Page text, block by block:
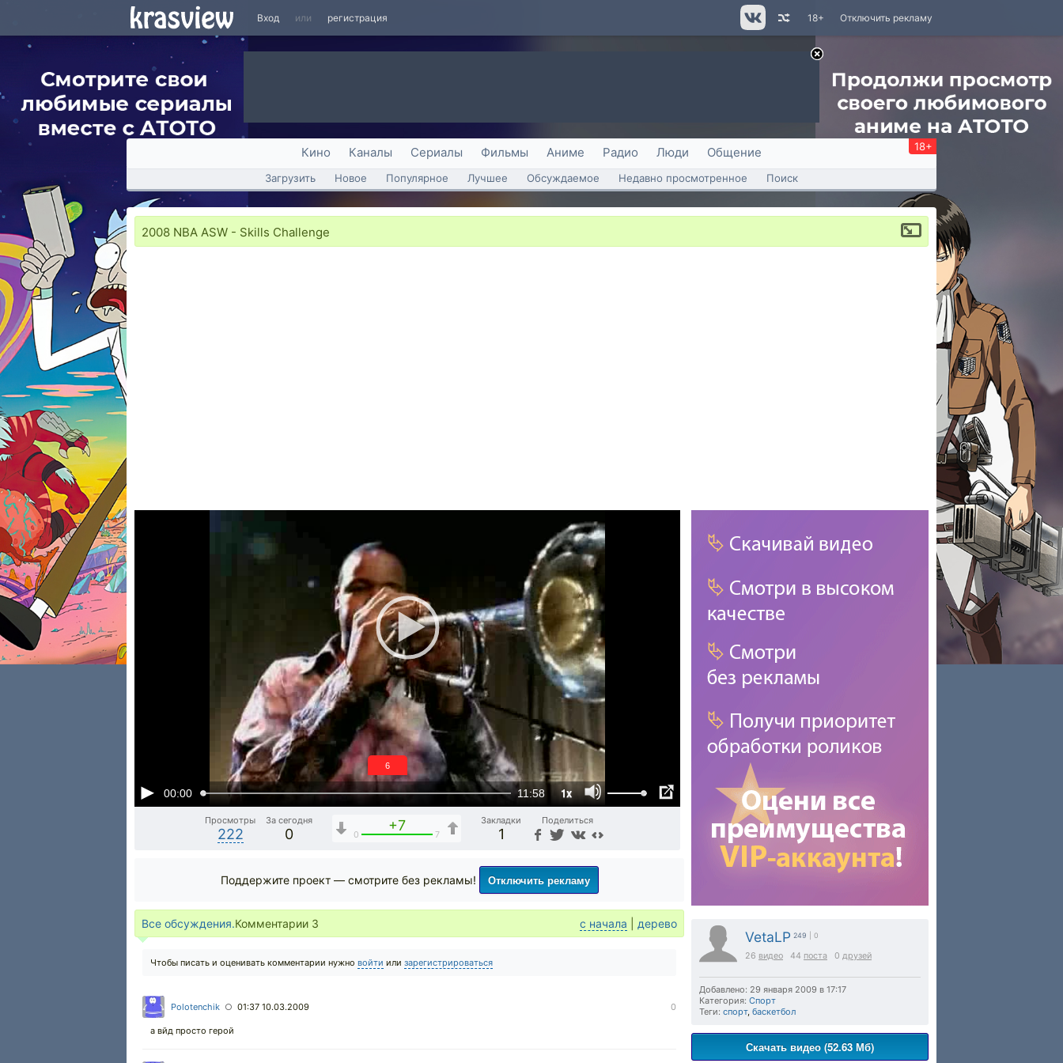
Вход или регистрация Отключить рекламу
18+
Кино Каналы Сериалы Фильмы Аниме Радио Люди Общение 18+
Загрузить Новое Популярное Лучшее Обсуждаемое Недавно просмотренное Поиск
2008 NBA ASW - Skills Challenge
00:00 11:58 1x
5
Просмотры
222
За сегодня
0
+7
0 7
Закладки
1
Поделиться
VetaLP 249 | 0
26 видео 44 поста 0 друзей
Добавлено: 29 января 2009 в 17:17
Категория: Спорт
Теги: спорт, баскетбол
Скачать видео (52.63 Мб)
Поддержите проект — смотрите без рекламы! Отключить рекламу
Все обсуждения.Комментарии 3 с начала дерево
Чтобы писать и оценивать комментарии нужно войти или зарегистрироваться
Polotenchik ○ 01:37 10.03.2009 0
а вйд просто герой